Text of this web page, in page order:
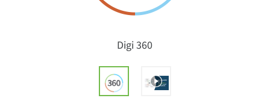
Digi 360